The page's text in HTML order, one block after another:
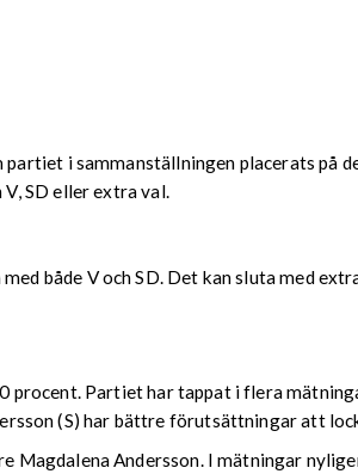
i sammanställningen placerats på
SD eller extra val.
både V och SD. Det kan sluta med
Partiet har tappat i flera
(S) har bättre förutsättningar att
Andersson. I mätningar